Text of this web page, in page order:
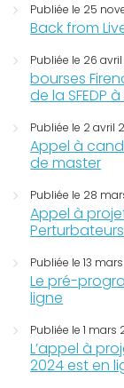
Publiée le 25
Back from
Publiée le 26
bourses
de la SFEDP
Publiée le 2 avril
Appel à
de master
Publiée le 28
Appel à
Publiée le 13
Le pré-
ligne
Publiée le 1 mars
L’appel à
2024 est en